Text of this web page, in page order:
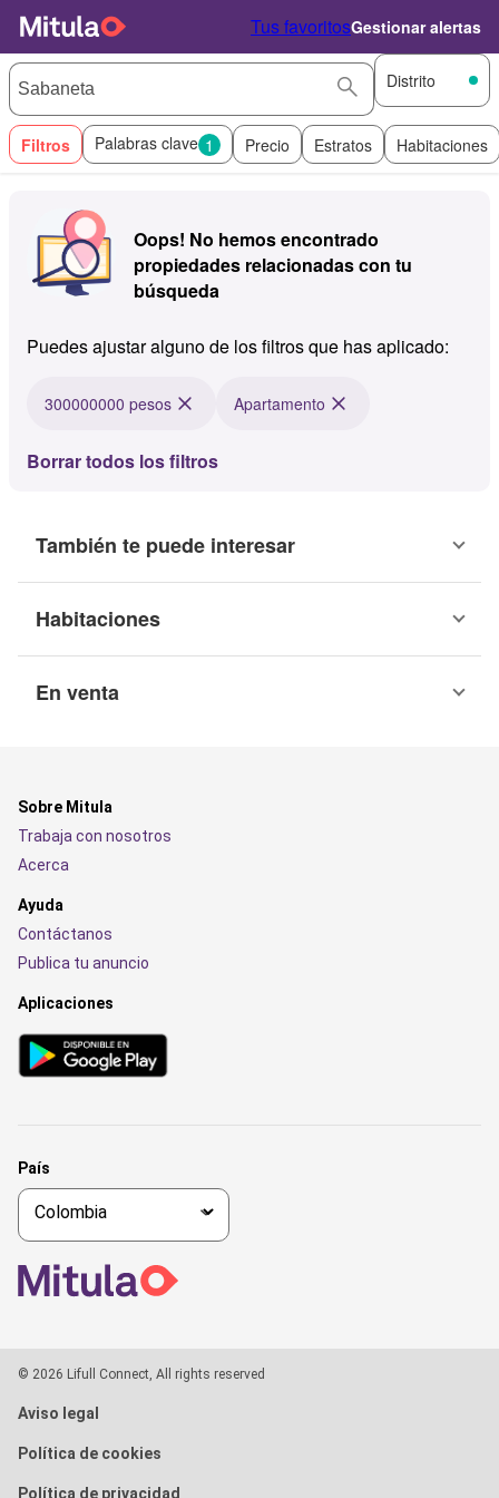
Tus favoritosGestionar alertas
Distrito
Filtros Palabras clave 1 Precio Estratos Habitaciones
Oops! No hemos encontrado
propiedades relacionadas con tu
búsqueda
Puedes ajustar alguno de los filtros que has aplicado:
300000000 pesos Apartamento
Borrar todos los filtros
También te puede interesar
Habitaciones
En venta
Sobre Mitula
Trabaja con nosotros
Acerca
Ayuda
Contáctanos
Publica tu anuncio
Aplicaciones
País
© 2026 Lifull Connect, All rights reserved
Aviso legal
Política de cookies
Política de privacidad